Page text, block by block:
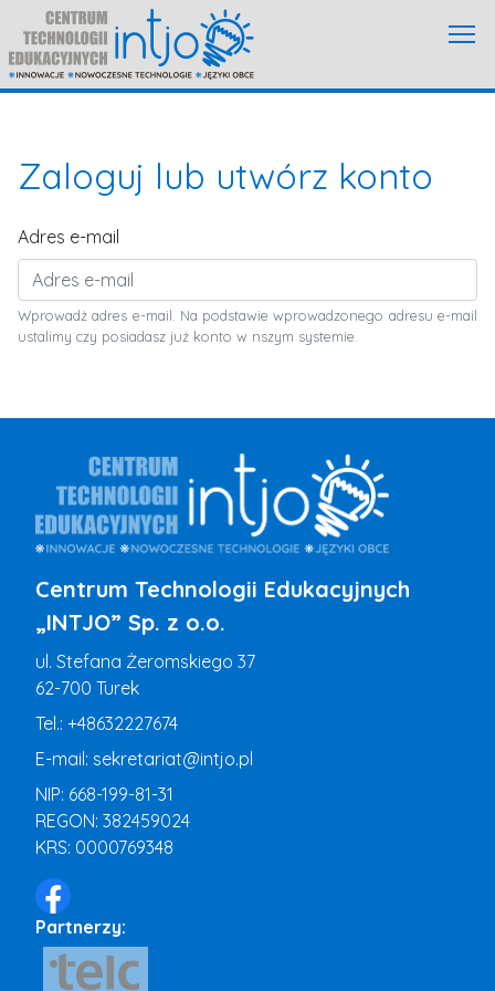
Zaloguj lub utwórz konto
Adres e-mail
Wprowadż adres e-mail. Na podstawie wprowadzonego adresu e-mail
ustalimy czy posiadasz już konto w nszym systemie.
Centrum Technologii Edukacyjnych
„INTJO” Sp. z o.o.
ul. Stefana Żeromskiego 37
62-700 Turek
Tel.: +48632227674
E-mail: sekretariat@intjo.pl
NIP: 668-199-81-31
REGON: 382459024
KRS: 0000769348
Partnerzy: